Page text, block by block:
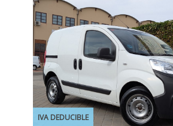
IVA DEDUCIBLE